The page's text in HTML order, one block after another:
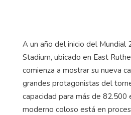
A un año del inicio del Mundial
Stadium, ubicado en East
comienza a mostrar su nueva
grandes protagonistas del
capacidad para más de
moderno coloso está en